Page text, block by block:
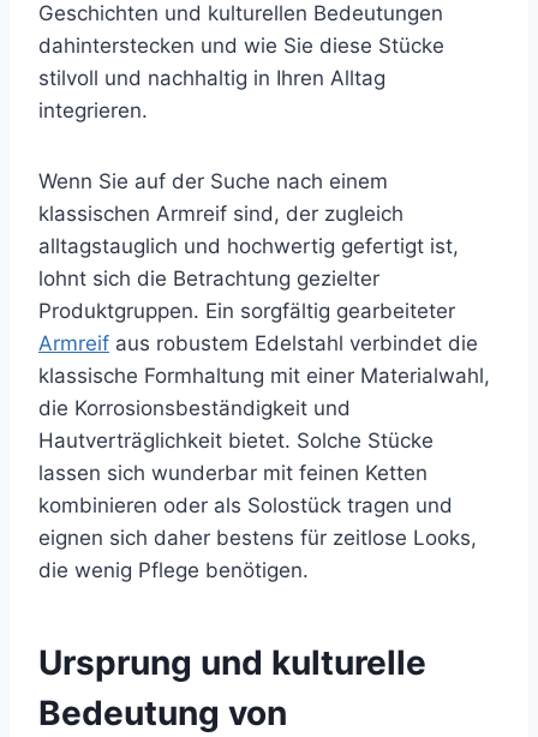
Geschichten und kulturellen Bedeutungen
dahinterstecken und wie Sie diese Stücke
stilvoll und nachhaltig in Ihren Alltag
integrieren.
Wenn Sie auf der Suche nach einem
klassischen Armreif sind, der zugleich
alltagstauglich und hochwertig gefertigt ist,
lohnt sich die Betrachtung gezielter
Produktgruppen. Ein sorgfältig gearbeiteter
Armreif aus robustem Edelstahl verbindet die
klassische Formhaltung mit einer Materialwahl,
die Korrosionsbeständigkeit und
Hautverträglichkeit bietet. Solche Stücke
lassen sich wunderbar mit feinen Ketten
kombinieren oder als Solostück tragen und
eignen sich daher bestens für zeitlose Looks,
die wenig Pflege benötigen.
Ursprung und kulturelle
Bedeutung von